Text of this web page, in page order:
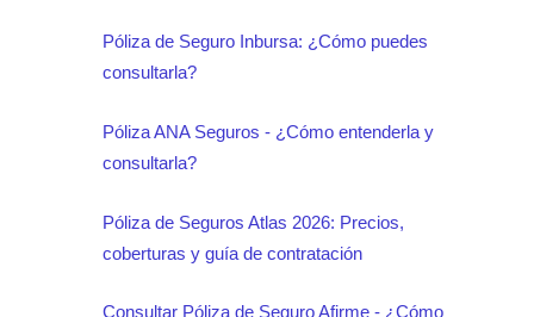
Póliza de Seguro Inbursa: ¿Cómo puedes
consultarla?
Póliza ANA Seguros - ¿Cómo entenderla y
consultarla?
Póliza de Seguros Atlas 2026: Precios,
coberturas y guía de contratación
Consultar Póliza de Seguro Afirme - ¿Cómo